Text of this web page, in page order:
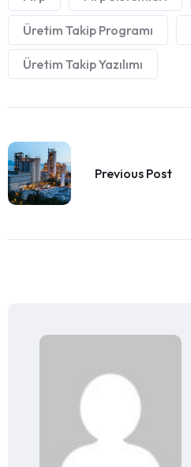
Üretim Takip Programı
Üretim Takip Yazılımı
Previous Post